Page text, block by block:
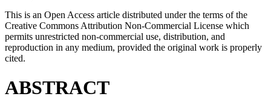
This is an Open Access article distributed under the terms of the
Creative Commons Attribution Non-Commercial License which
permits unrestricted non-commercial use, distribution, and
reproduction in any medium, provided the original work is properly
cited.
ABSTRACT